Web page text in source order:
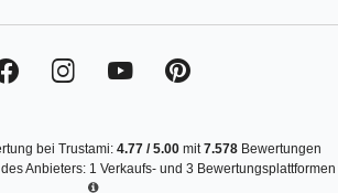
bei Trustami: 4.77 /5.00 mit7.578 Bewertungen
Anbieters: 1 Verkaufs- und 3 Bewertungsplattformen